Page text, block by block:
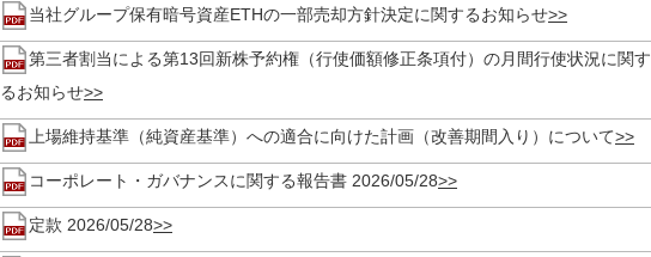
当社グループ保有暗号資産ETHの一部売却方針決定に関するお知らせ
第三者割当による第13回新株予約権（行使価額修正条項付）の月間行使状況に関す
るお知らせ
上場維持基準（純資産基準）への適合に向けた計画（改善期間入り）について
コーポレート・ガバナンスに関する報告書 2026/05/28
定款 2026/05/28